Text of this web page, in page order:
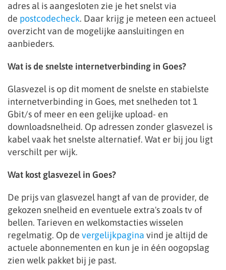
adres al is aangesloten zie je het snelst via
de postcodecheck. Daar krijg je meteen een actueel
overzicht van de mogelijke aansluitingen en
aanbieders.
Wat is de snelste internetverbinding in Goes?
Glasvezel is op dit moment de snelste en stabielste
internetverbinding in Goes, met snelheden tot 1
Gbit/s of meer en een gelijke upload- en
downloadsnelheid. Op adressen zonder glasvezel is
kabel vaak het snelste alternatief. Wat er bij jou ligt
verschilt per wijk.
Wat kost glasvezel in Goes?
De prijs van glasvezel hangt af van de provider, de
gekozen snelheid en eventuele extra's zoals tv of
bellen. Tarieven en welkomstacties wisselen
regelmatig. Op de vergelijkpagina vind je altijd de
actuele abonnementen en kun je in één oogopslag
zien welk pakket bij je past.